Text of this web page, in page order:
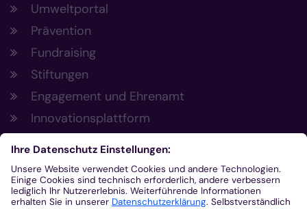
Umweltportal
Prävention
Fundraising
Stiftungen
Engagement und Ehrenamt
Innovationsplattform
Aus der Plattform
Nachrichten